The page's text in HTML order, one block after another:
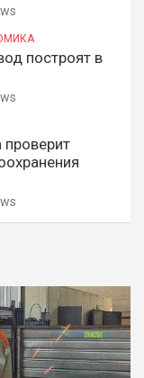
построят в